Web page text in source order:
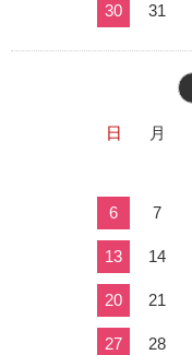
30 31
日 月
6 7
13 14
20 21
27 28